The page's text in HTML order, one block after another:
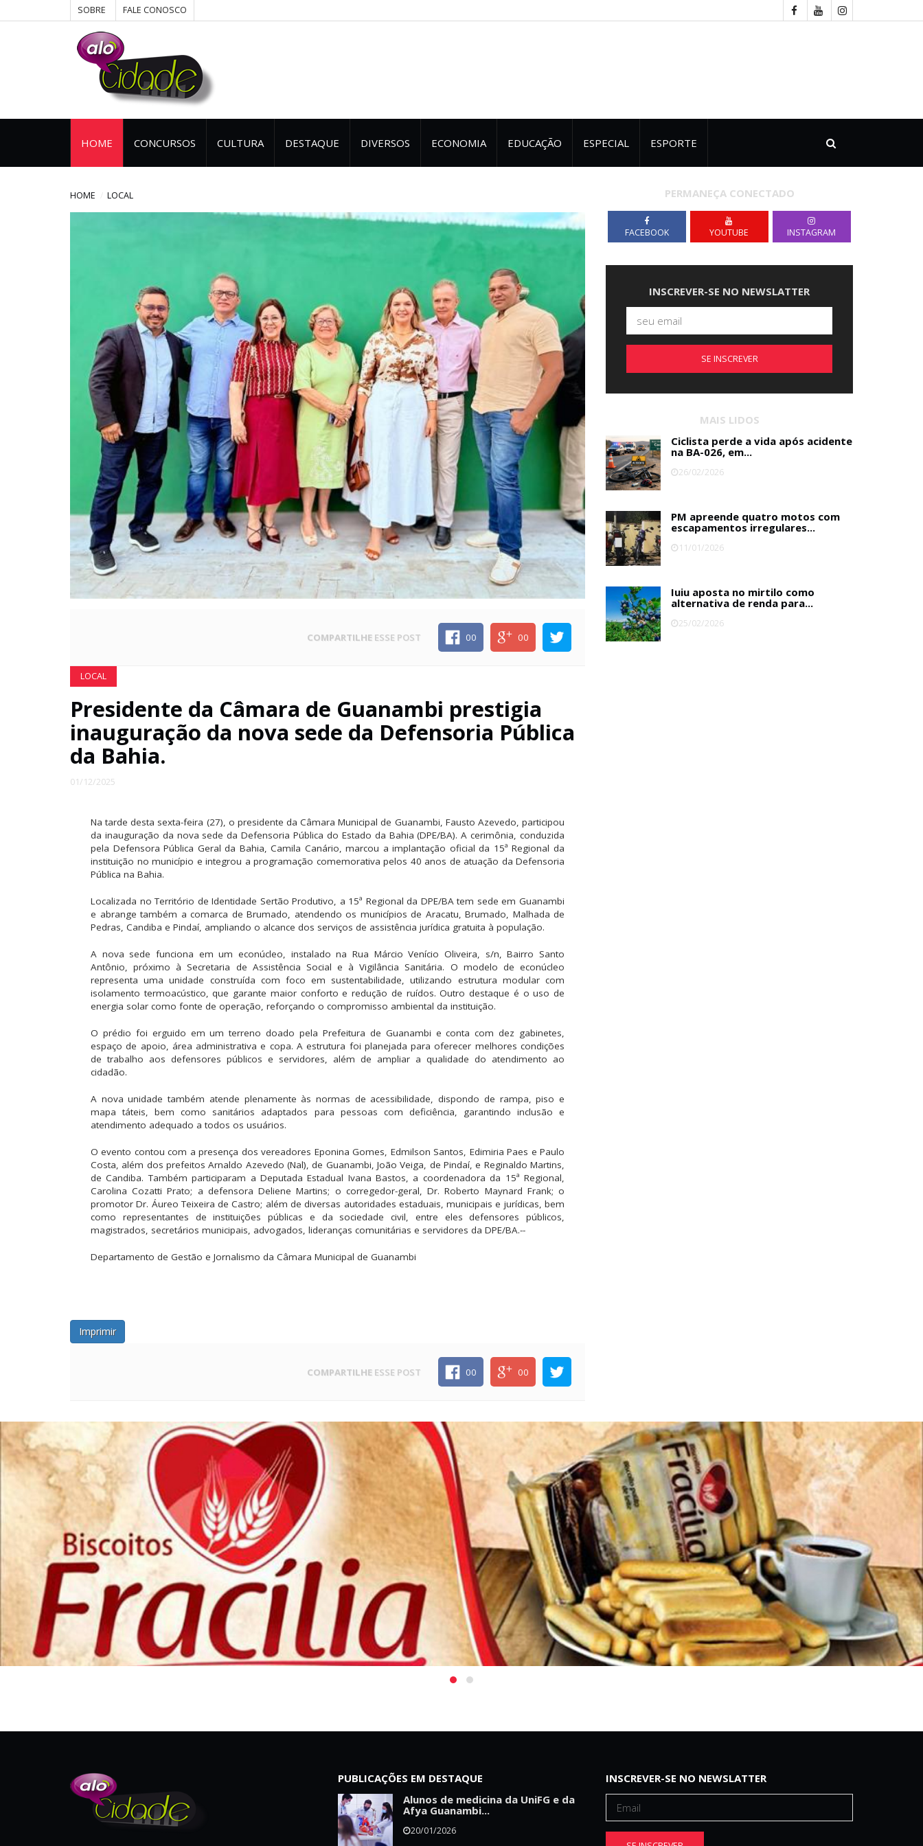
SOBRE FALE CONOSCO
HOME CONCURSOS CULTURA DESTAQUE DIVERSOS ECONOMIA EDUCAÇÃO ESPECIAL ESPORTE
HOME LOCAL
COMPARTILHE ESSE POST 00 00
LOCAL
Presidente da Câmara de Guanambi prestigia
inauguração da nova sede da Defensoria Pública
da Bahia.
01/12/2025
Na tarde desta sexta-feira (27), o presidente da Câmara Municipal de Guanambi, Fausto Azevedo, participou
da inauguração da nova sede da Defensoria Pública do Estado da Bahia (DPE/BA). A cerimônia, conduzida
pela Defensora Pública Geral da Bahia, Camila Canário, marcou a implantação oficial da 15ª Regional da
instituição no município e integrou a programação comemorativa pelos 40 anos de atuação da Defensoria
Pública na Bahia.
Localizada no Território de Identidade Sertão Produtivo, a 15ª Regional da DPE/BA tem sede em Guanambi
e abrange também a comarca de Brumado, atendendo os municípios de Aracatu, Brumado, Malhada de
Pedras, Candiba e Pindaí, ampliando o alcance dos serviços de assistência jurídica gratuita à população.
A nova sede funciona em um econúcleo, instalado na Rua Márcio Venício Oliveira, s/n, Bairro Santo
Antônio, próximo à Secretaria de Assistência Social e à Vigilância Sanitária. O modelo de econúcleo
representa uma unidade construída com foco em sustentabilidade, utilizando estrutura modular com
isolamento termoacústico, que garante maior conforto e redução de ruídos. Outro destaque é o uso de
energia solar como fonte de operação, reforçando o compromisso ambiental da instituição.
O prédio foi erguido em um terreno doado pela Prefeitura de Guanambi e conta com dez gabinetes,
espaço de apoio, área administrativa e copa. A estrutura foi planejada para oferecer melhores condições
de trabalho aos defensores públicos e servidores, além de ampliar a qualidade do atendimento ao
cidadão.
A nova unidade também atende plenamente às normas de acessibilidade, dispondo de rampa, piso e
mapa táteis, bem como sanitários adaptados para pessoas com deficiência, garantindo inclusão e
atendimento adequado a todos os usuários.
O evento contou com a presença dos vereadores Eponina Gomes, Edmilson Santos, Edimiria Paes e Paulo
Costa, além dos prefeitos Arnaldo Azevedo (Nal), de Guanambi, João Veiga, de Pindaí, e Reginaldo Martins,
de Candiba. Também participaram a Deputada Estadual Ivana Bastos, a coordenadora da 15ª Regional,
Carolina Cozatti Prato; a defensora Deliene Martins; o corregedor-geral, Dr. Roberto Maynard Frank; o
promotor Dr. Áureo Teixeira de Castro; além de diversas autoridades estaduais, municipais e jurídicas, bem
como representantes de instituições públicas e da sociedade civil, entre eles defensores públicos,
magistrados, secretários municipais, advogados, lideranças comunitárias e servidores da DPE/BA.--
Departamento de Gestão e Jornalismo da Câmara Municipal de Guanambi
Imprimir
COMPARTILHE ESSE POST 00 00
PERMANEÇA CONECTADO
FACEBOOK YOUTUBE INSTAGRAM
INSCREVER-SE NO NEWSLATTER
SE INSCREVER
MAIS LIDOS
Ciclista perde a vida após acidente
na BA-026, em...
26/02/2026
PM apreende quatro motos com
escapamentos irregulares...
11/01/2026
Iuiu aposta no mirtilo como
alternativa de renda para...
25/02/2026
PUBLICAÇÕES EM DESTAQUE
Alunos de medicina da UniFG e da
Afya Guanambi...
20/01/2026
INSCREVER-SE NO NEWSLATTER